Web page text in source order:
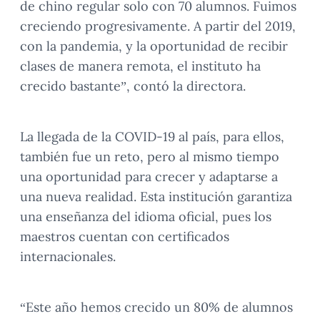
de chino regular solo con 70 alumnos. Fuimos
creciendo progresivamente. A partir del 2019,
con la pandemia, y la oportunidad de recibir
clases de manera remota, el instituto ha
crecido bastante”, contó la directora.
La llegada de la COVID-19 al país, para ellos,
también fue un reto, pero al mismo tiempo
una oportunidad para crecer y adaptarse a
una nueva realidad. Esta institución garantiza
una enseñanza del idioma oficial, pues los
maestros cuentan con certificados
internacionales.
“Este año hemos crecido un 80% de alumnos